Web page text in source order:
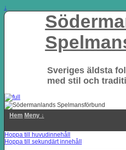
↓
Sveriges äldsta
med stil och
Hem Meny ↓
Hoppa till huvudinnehåll
Hoppa till sekundärt innehåll